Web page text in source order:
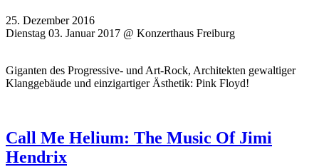
25. Dezember 2016
Dienstag 03. Januar 2017 @ Konzerthaus Freiburg
Giganten des Progressive- und Art-Rock, Architekten gewaltiger
Klanggebäude und einzigartiger Ästhetik: Pink Floyd!
Call Me Helium: The Music Of Jimi
Hendrix